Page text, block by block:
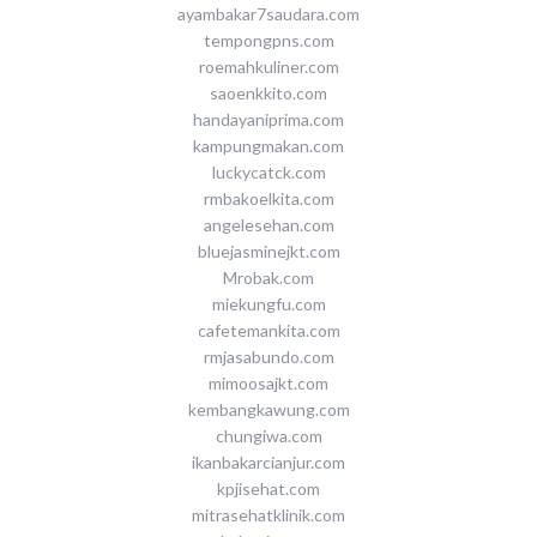
ayambakar7saudara.com
tempongpns.com
roemahkuliner.com
saoenkkito.com
handayaniprima.com
kampungmakan.com
luckycatck.com
rmbakoelkita.com
angelesehan.com
bluejasminejkt.com
Mrobak.com
miekungfu.com
cafetemankita.com
rmjasabundo.com
mimoosajkt.com
kembangkawung.com
chungiwa.com
ikanbakarcianjur.com
kpjisehat.com
mitrasehatklinik.com